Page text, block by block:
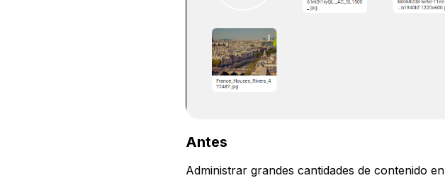
Antes
Administrar grandes cantidades de contenido en